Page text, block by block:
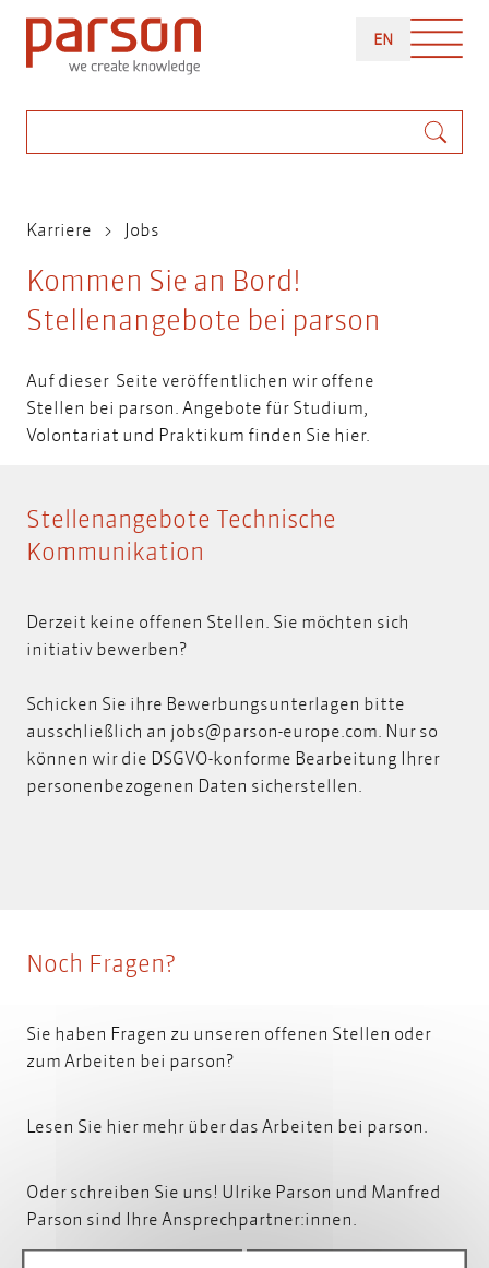
Direkt
zum
Inhalt
ENENGLISH
Pfadnavigation
Karriere Jobs
Kommen Sie an Bord!
Stellenangebote bei parson
Auf dieser Seite veröffentlichen wir offene
Stellen bei parson. Angebote für Studium,
Volontariat und Praktikum finden Sie hier.
Stellenangebote Technische
Kommunikation
Derzeit keine offenen Stellen. Sie möchten sich
initiativ bewerben?
Schicken Sie ihre Bewerbungsunterlagen bitte
ausschließlich an jobs@parson-europe.com. Nur so
können wir die DSGVO-konforme Bearbeitung Ihrer
personenbezogenen Daten sicherstellen.
Noch Fragen?
Sie haben Fragen zu unseren offenen Stellen oder
zum Arbeiten bei parson?
Lesen Sie hier mehr über dasArbeiten bei parson.
Oder schreiben Sie uns! Ulrike Parson und Manfred
Parson sind Ihre Ansprechpartner:innen.